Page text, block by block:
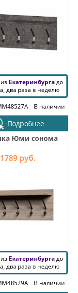
Екатеринбургадо
два раза в неделю
В наличии
Подробнее
Юми сонома
1789 руб.
Екатеринбургадо
два раза в неделю
В наличии